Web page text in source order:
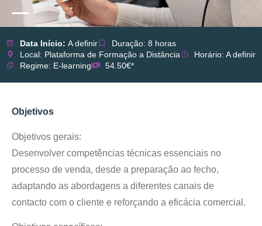
Data Início: A definir
Duração: 8 horas
Local: Plataforma de Formação a Distância
Horário: A definir
Regime: E-learning
54.50€*
Objetivos
Objetivos gerais:
Desenvolver competências técnicas essenciais no
processo de venda, desde a preparação ao fecho,
adaptando as abordagens a diferentes canais de
contacto com o cliente e reforçando a eficácia comercial.